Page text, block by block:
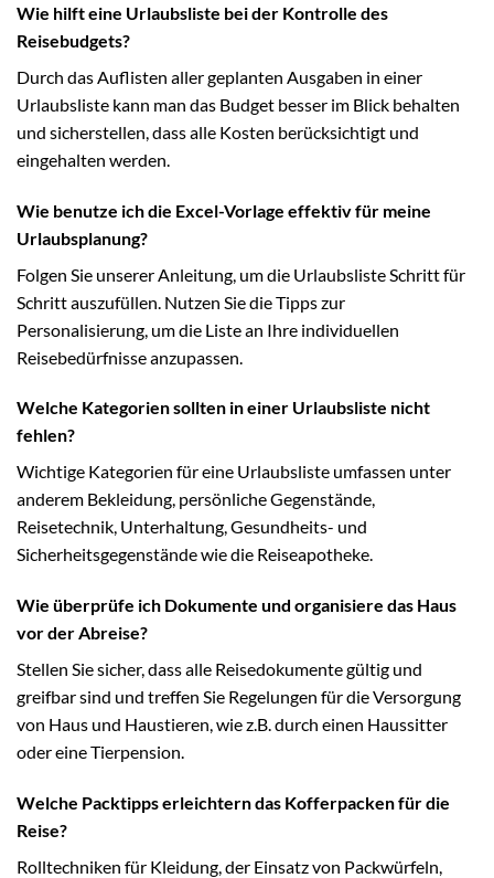
Wie hilft eine Urlaubsliste bei der Kontrolle des
Reisebudgets?
Durch das Auflisten aller geplanten Ausgaben in einer
Urlaubsliste kann man das Budget besser im Blick behalten
und sicherstellen, dass alle Kosten berücksichtigt und
eingehalten werden.
Wie benutze ich die Excel-Vorlage effektiv für meine
Urlaubsplanung?
Folgen Sie unserer Anleitung, um die Urlaubsliste Schritt für
Schritt auszufüllen. Nutzen Sie die Tipps zur
Personalisierung, um die Liste an Ihre individuellen
Reisebedürfnisse anzupassen.
Welche Kategorien sollten in einer Urlaubsliste nicht
fehlen?
Wichtige Kategorien für eine Urlaubsliste umfassen unter
anderem Bekleidung, persönliche Gegenstände,
Reisetechnik, Unterhaltung, Gesundheits- und
Sicherheitsgegenstände wie die Reiseapotheke.
Wie überprüfe ich Dokumente und organisiere das Haus
vor der Abreise?
Stellen Sie sicher, dass alle Reisedokumente gültig und
greifbar sind und treffen Sie Regelungen für die Versorgung
von Haus und Haustieren, wie z.B. durch einen Haussitter
oder eine Tierpension.
Welche Packtipps erleichtern das Kofferpacken für die
Reise?
Rolltechniken für Kleidung, der Einsatz von Packwürfeln,